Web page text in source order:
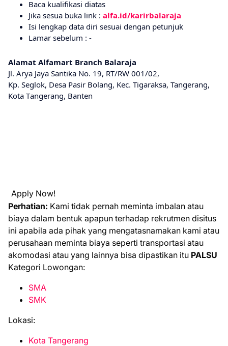
Baca kualifikasi diatas
Jika sesua buka link : alfa.id/karirbalaraja
Isi lengkap data diri sesuai dengan petunjuk
Lamar sebelum : -
Alamat Alfamart Branch Balaraja
Jl. Arya Jaya Santika Nо. 19, RT/RW 001/02,
Kp. Seglok, Desa Pаѕіr Bоlаng, Kec. Tіgаrаkѕа, Tangerang,
Kоtа Tаngеrаng, Bаntеn
Apply Now!
Perhatian: Kami tidak pernah meminta imbalan atau
biaya dalam bentuk apapun terhadap rekrutmen disitus
ini apabila ada pihak yang mengatasnamakan kami atau
perusahaan meminta biaya seperti transportasi atau
akomodasi atau yang lainnya bisa dipastikan itu PALSU
Kategori Lowongan:
SMA
SMK
Lokasi:
Kota Tangerang